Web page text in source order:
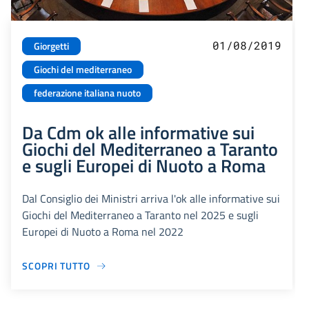
Giorgetti
Giochi del mediterraneo
federazione italiana nuoto
01/08/2019
Da Cdm ok alle informative sui
Giochi del Mediterraneo a Taranto
e sugli Europei di Nuoto a Roma
Dal Consiglio dei Ministri arriva l'ok alle informative sui
Giochi del Mediterraneo a Taranto nel 2025 e sugli
Europei di Nuoto a Roma nel 2022
SCOPRI TUTTO